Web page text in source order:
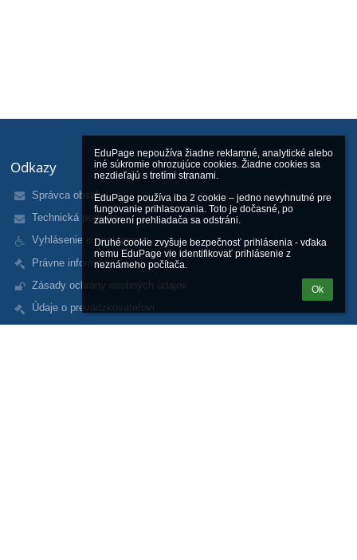
EduPage nepoužíva žiadne reklamné, analytické alebo
iné súkromie ohrozujúce cookies. Žiadne cookies sa
nezdieľajú s tretími stranami.
EduPage používa iba 2 cookie – jedno nevyhnutné pre
fungovanie prihlasovania. Toto je dočasné, po
zatvorení prehliadača sa odstráni.
Druhé cookie zvyšuje bezpečnosť prihlásenia - vďaka
nemu EduPage vie identifikovať prihlásenie z
neznámeho počítača.
Ok
Odkazy
Správca obsahu
Technická podpora
Vyhlásenie o prístupnosti
Právne informácie
Zásady ochrany osobných údajov
Údaje o prevádzkovateľovi